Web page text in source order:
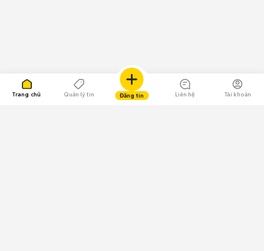
Trang chủ Quản lý tin Đăng tin Liên hệ Tài khoản